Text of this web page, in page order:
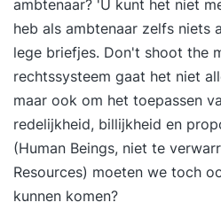
schrijf je een paper waarin
gaat behandelen met als
en/of verbeteracties in te
aan de organisatiedoelstellingen.
Persoonlijk Leiderschap (3
Onderwerpen: • Inzicht in
leiderschapsstijlen via
• Teamdynamiek,
met weerstand •
ambtenaar? 'U kunt het niet
heb als ambtenaar zelfs niets
lege briefjes. Don't shoot the
rechtssysteem gaat het niet
maar ook om het toepassen
redelijkheid, billijkheid en
(Human Beings, niet te
Resources) moeten we toch
kunnen komen?